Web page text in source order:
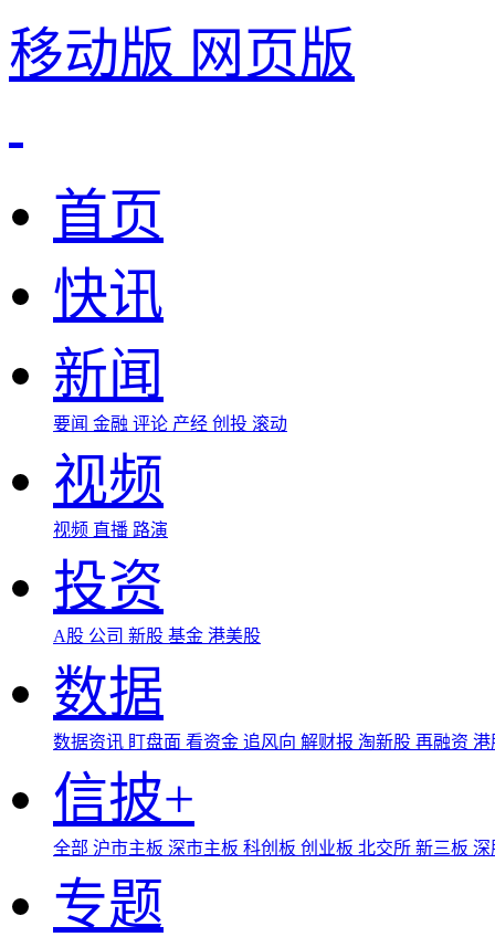
移动版 网页版
首页
快讯
新闻
要闻 金融 评论 产经 创投 滚动
视频
视频 直播 路演
投资
A股 公司 新股 基金 港美股
数据
数据资讯 盯盘面 看资金 追风向 解财报 淘新股 再融资
信披+
全部 沪市主板 深市主板 科创板 创业板 北交所 新三板
专题